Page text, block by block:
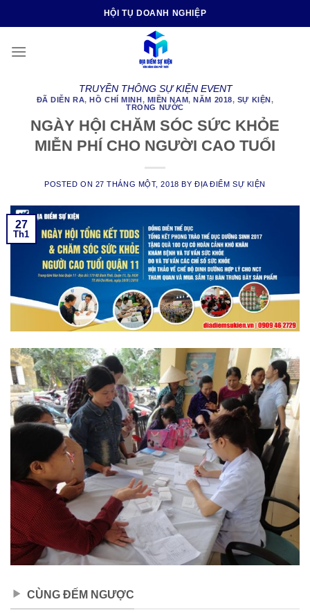
to
HỘI TỤ DOANH NGHIỆP
TRUYỀN THÔNG SỰ KIỆN EVENT
ĐÃ DIỄN RA,HỒ CHÍ MINH, MIỀN NAM,NĂM 2018, SỰ KIỆN,
TRONG NƯỚC
NGÀY HỘI CHĂM SÓC SỨC KHỎE
MIỄN PHÍ CHO NGƯỜI CAO TUỔI
POSTED ON 27 THÁNG MỘT, 2018 BY ĐỊA ĐIỂM SỰ KIỆN
27
Th1
CÙNG ĐẾM NGƯỢC